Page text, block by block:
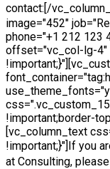
contact:[/
image="452"
phone="+1 212 123
offset="vc_col-lg-4"
!important;border-
[vc_column_text
!important;}"]If you
at Consulting,